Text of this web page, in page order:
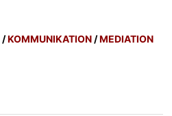
/KOMMUNIKATION /MEDIATION